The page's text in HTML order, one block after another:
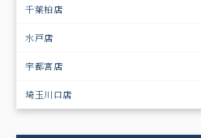
千葉柏店
水戸店
宇都宮店
埼玉川口店